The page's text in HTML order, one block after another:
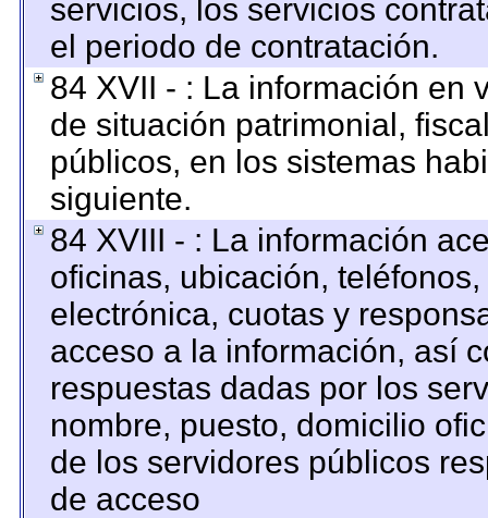
servicios, los servicios
el periodo de contratación.
84 XVII - : La información en
de situación patrimonial,
públicos, en los sistemas
siguiente.
84 XVIII - : La información
oficinas, ubicación,
electrónica, cuotas y
acceso a la información, así
respuestas dadas por los
nombre, puesto, domicilio
de los servidores públicos
de acceso